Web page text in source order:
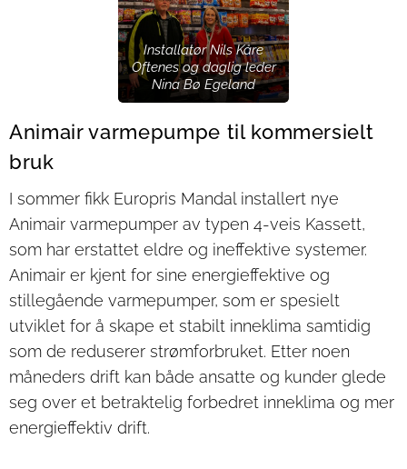
Installatør Nils Kåre
Oftenes og daglig leder
Nina Bø Egeland
Animair varmepumpe til kommersielt
bruk
I sommer fikk Europris Mandal installert nye
Animair varmepumper av typen 4-veis Kassett,
som har erstattet eldre og ineffektive systemer.
Animair er kjent for sine energieffektive og
stillegående varmepumper, som er spesielt
utviklet for å skape et stabilt inneklima samtidig
som de reduserer strømforbruket. Etter noen
måneders drift kan både ansatte og kunder glede
seg over et betraktelig forbedret inneklima og mer
energieffektiv drift.